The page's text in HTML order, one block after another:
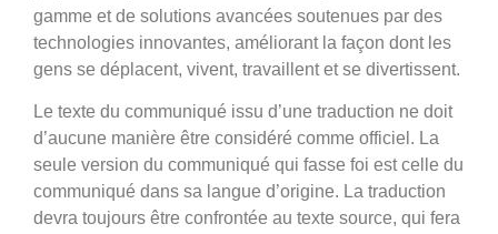
gamme et de solutions avancées soutenues par des
technologies innovantes, améliorant la façon dont les
gens se déplacent, vivent, travaillent et se divertissent.
Le texte du communiqué issu d’une traduction ne doit
d’aucune manière être considéré comme officiel. La
seule version du communiqué qui fasse foi est celle du
communiqué dans sa langue d’origine. La traduction
devra toujours être confrontée au texte source, qui fera